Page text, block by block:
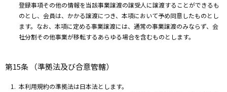
登録事項その他の情報を当該事業譲渡の譲受人に譲渡することができるも
のとし、会員は、かかる譲渡につき、本項において予め同意したものとし
ます。なお、本項に定める事業譲渡には、通常の事業譲渡のみならず、会
社分割その他事業が移転するあらゆる場合を含むものとします。
第15条 （準拠法及び合意管轄）
本利用規約の準拠法は日本法とします。